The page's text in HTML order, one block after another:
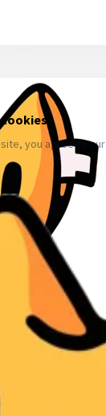
то
в свою
третьих лиц.
уважаем закон и
аккаунт в вк,
ИНН в